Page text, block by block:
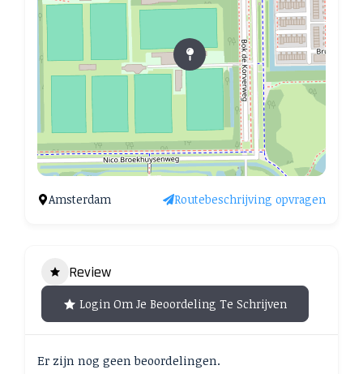
Amsterdam Routebeschrijving opvragen
Review
Login Om Je Beoordeling Te Schrijven
Er zijn nog geen beoordelingen.